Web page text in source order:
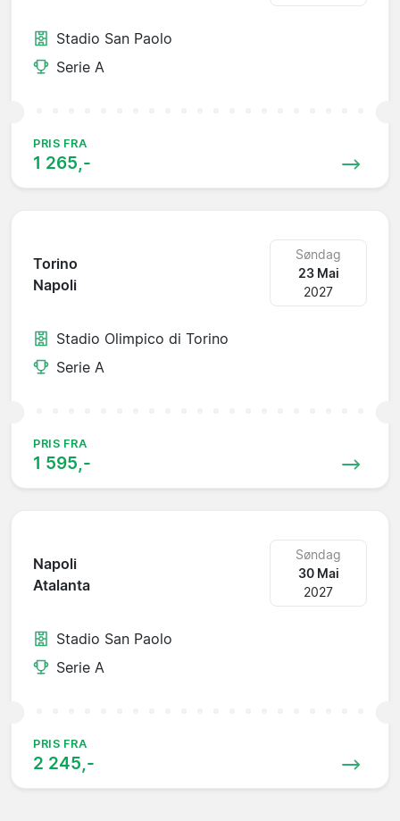
Stadio San Paolo
Serie A
PRIS FRA
1 265,-
Torino
Napoli
Søndag
23 Mai
2027
Stadio Olimpico di Torino
Serie A
PRIS FRA
1 595,-
Napoli
Atalanta
Søndag
30 Mai
2027
Stadio San Paolo
Serie A
PRIS FRA
2 245,-